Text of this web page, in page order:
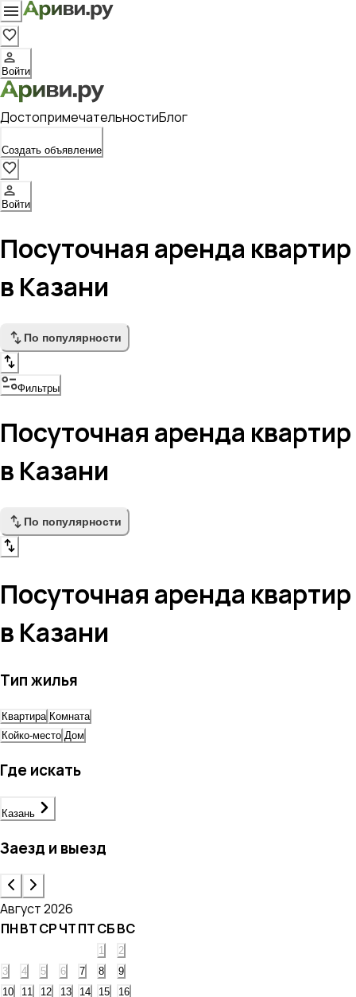
Войти
ДостопримечательностиБлог
Создать объявление
Войти
Посуточная аренда квартир
в Казани
По популярности
Фильтры
Посуточная аренда квартир
в Казани
По популярности
Посуточная аренда квартир
в Казани
Тип жилья
Квартира Комната
Койко-место Дом
Где искать
Казань
Заезд и выезд
Август 2026
ПНВТСРЧТПТСБВС
1
2
3
4 5 6 7 8
9
10
11 12 13 14 15
16